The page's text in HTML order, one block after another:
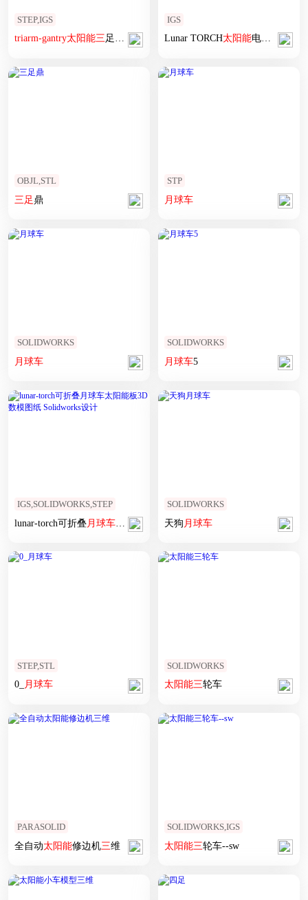
STEP,IGS
triarm-gantry太阳能三足月球车 3D数模图纸 STEP IGS格式
IGS
Lunar TORCH太阳能电动 月球车
OBJL,STL
三足鼎
STP
月球车
SOLIDWORKS
月球车
SOLIDWORKS
月球车5
IGS,SOLIDWORKS,STEP
lunar-torch可折叠月球车太阳能 板3D数模图纸 Solidworks设计
SOLIDWORKS
天狗 月球车
STEP,STL
0_ 月球车
SOLIDWORKS
太阳能三轮车
PARASOLID
全自动太阳能修边机三维
SOLIDWORKS,IGS
太阳能三轮车--sw